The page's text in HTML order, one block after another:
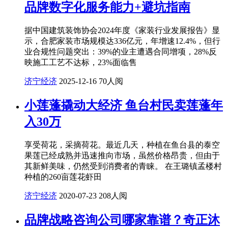
品牌数字化服务能力+避坑指南
据中国建筑装饰协会2024年度《家装行业发展报告》显
示，合肥家装市场规模达336亿元，年增速12.4%，但行
业合规性问题突出：39%的业主遭遇合同增项，28%反
映施工工艺不达标，23%面临售
济宁经济 2025-12-16 70人阅
小莲蓬撬动大经济 鱼台村民卖莲蓬年
入30万
享受荷花，采摘荷花。最近几天，种植在鱼台县的泰空
果莲已经成熟并迅速推向市场，虽然价格昂贵，但由于
其新鲜美味，仍然受到消费者的青睐。 在王璐镇孟楼村
种植的260亩莲花虾田
济宁经济 2020-07-23 208人阅
品牌战略咨询公司哪家靠谱？奇正沐